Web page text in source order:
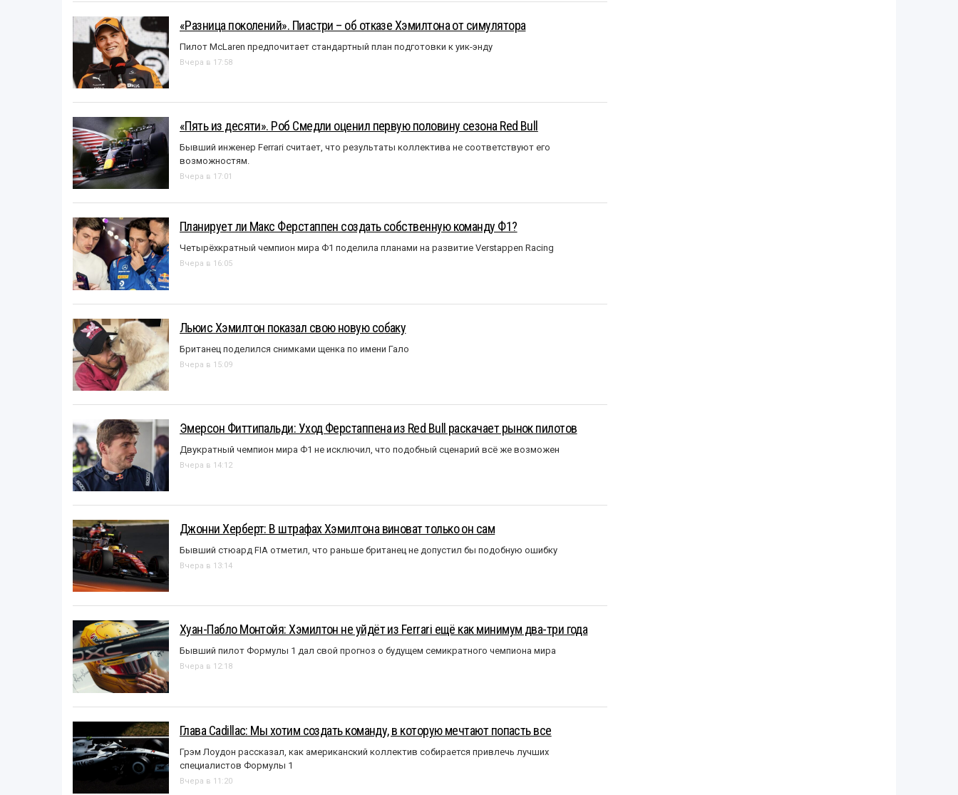
«Разница поколений». Пиастри – об отказе Хэмилтона от симулятора
Пилот McLaren предпочитает стандартный план подготовки к уик-энду
Вчера в 17:58
«Пять из десяти». Роб Смедли оценил первую половину сезона Red Bull
Бывший инженер Ferrari считает, что результаты коллектива не соответствуют его
возможностям.
Вчера в 17:01
Планирует ли Макс Ферстаппен создать собственную команду Ф1?
Четырёхкратный чемпион мира Ф1 поделила планами на развитие Verstappen Racing
Вчера в 16:05
Льюис Хэмилтон показал свою новую собаку
Британец поделился снимками щенка по имени Гало
Вчера в 15:09
Эмерсон Фиттипальди: Уход Ферстаппена из Red Bull раскачает рынок пилотов
Двукратный чемпион мира Ф1 не исключил, что подобный сценарий всё же возможен
Вчера в 14:12
Джонни Херберт: В штрафах Хэмилтона виноват только он сам
Бывший стюард FIA отметил, что раньше британец не допустил бы подобную ошибку
Вчера в 13:14
Хуан-Пабло Монтойя: Хэмилтон не уйдёт из Ferrari ещё как минимум два-три года
Бывший пилот Формулы 1 дал свой прогноз о будущем семикратного чемпиона мира
Вчера в 12:18
Глава Cadillac: Мы хотим создать команду, в которую мечтают попасть все
Грэм Лоудон рассказал, как американский коллектив собирается привлечь лучших
специалистов Формулы 1
Вчера в 11:20